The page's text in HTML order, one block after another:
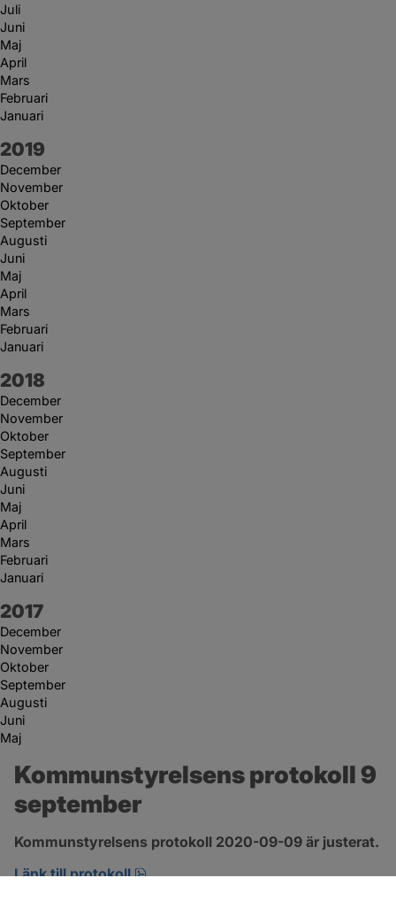
Juli
Juni
Maj
April
Mars
Februari
Januari
År:
2019
December
November
Oktober
September
Augusti
Juni
Maj
April
Mars
Februari
Januari
År:
2018
December
November
Oktober
September
Augusti
Juni
Maj
April
Mars
Februari
Januari
År:
2017
December
November
Oktober
September
Augusti
Juni
Maj
Kommunstyrelsens protokoll 9
september
Kommunstyrelsens protokoll 2020-09-09 är justerat.
Länk till protokoll
pdf, 421.6 kB, öppnas i nytt fönster.